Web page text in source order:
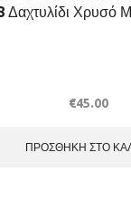
Δαχτυλίδι Χρυσό
€45.00
ΠΡΟΣΘΉΚΗ ΣΤΟ